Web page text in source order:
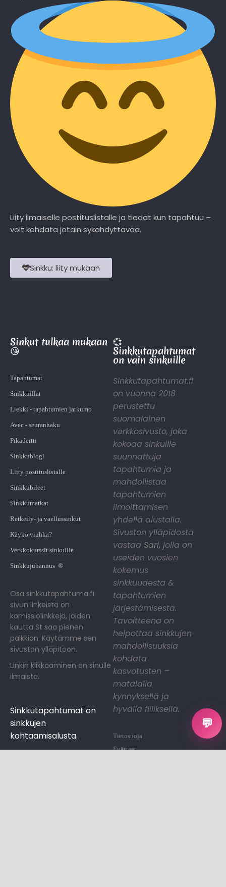
💬
Liity ilmaiselle postituslistalle ja tiedät kun tapahtuu –
voit kohdata jotain sykähdyttävää.
Sinkku: liity mukaan
Sinkut tulkaa mukaan
😘
Tapahtumat
Sinkkuillat
Liekki - tapahtumien jatkumo
Avec - seuranhaku
Pikadeitti
Sinkkublogi
Liity postituslistalle
Sinkkubileet
Sinkkumatkat
Retkeily- ja vaellussinkut
Käykö viuhka?
Verkkokurssit sinkuille
Sinkkujuhannus ®
Osa sinkkutapahtuma.fi
sivun linkeistä on
komissiolinkkejä, joiden
kautta St saa pienen
palkkion. Käytämme sen
sivuston ylläpitoon.
Linkin klikkaaminen on sinulle
ilmaista.
Sinkkutapahtumat on
sinkkujen
kohtaamisalusta.
💞
Sinkkutapahtumat
on vain sinkuille
Sinkkutapahtumat.fi
on vuonna 2018
perustettu
suomalainen
verkkosivusto, joka
kokoaa sinkuille
suunnattuja
tapahtumia ja
mahdollistaa
tapahtumien
ilmoittamisen
yhdellä alustalla.
Sivuston ylläpidosta
vastaa Sari, jolla on
useiden vuosien
kokemus
sinkkuudesta &
tapahtumien
järjestämisestä.
Tavoitteena on
helpottaa sinkkujen
mahdollisuuksia
kohdata
kasvotusten –
matalalla
kynnyksellä ja
hyvällä fiiliksellä.
Tietosuoja
Evästeet